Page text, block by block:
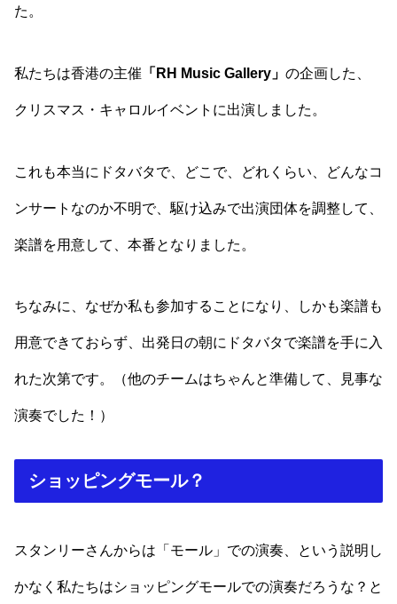
た。
私たちは香港の主催 「RH Music Gallery」 の企画した、
クリスマス・キャロルイベントに出演しました。
これも本当にドタバタで、どこで、どれくらい、どんなコ
ンサートなのか不明で、駆け込みで出演団体を調整して、
楽譜を用意して、本番となりました。
ちなみに、なぜか私も参加することになり、しかも楽譜も
用意できておらず、出発日の朝にドタバタで楽譜を手に入
れた次第です。（他のチームはちゃんと準備して、見事な
演奏でした！）
ショッピングモール？
スタンリーさんからは「モール」での演奏、という説明し
かなく私たちはショッピングモールでの演奏だろうな？と